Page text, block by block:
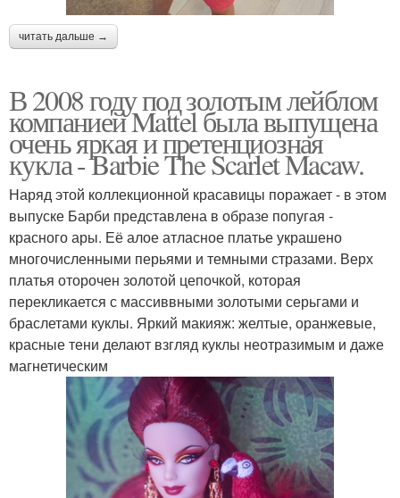
читать дальше →
В 2008 году под золотым лейблом
компанией Mattel была выпущена
очень яркая и претенциозная
кукла - Barbie The Scarlet Macaw.
Наряд этой коллекционной красавицы поражает - в этом
выпуске Барби представлена в образе попугая -
красного ары. Её алое атласное платье украшено
многочисленными перьями и темными стразами. Верх
платья оторочен золотой цепочкой, которая
перекликается с массиввными золотыми серьгами и
браслетами куклы. Яркий макияж: желтые, оранжевые,
красные тени делают взгляд куклы неотразимым и даже
магнетическим